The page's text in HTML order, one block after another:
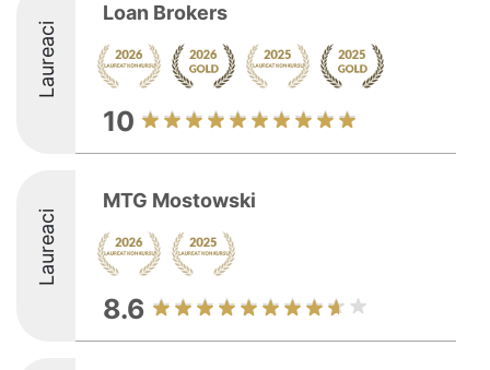
Laureaci
Loan Brokers
10
Laureaci
MTG Mostowski
8.6